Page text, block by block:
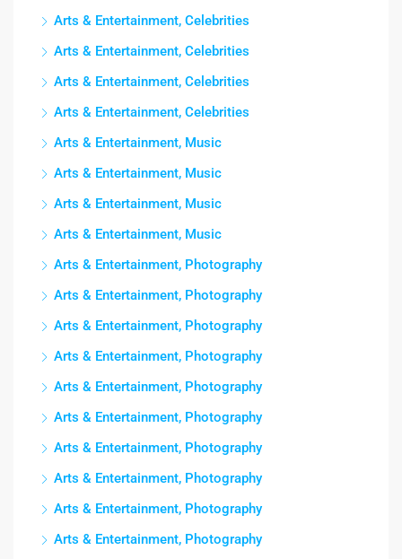
Arts & Entertainment, Celebrities
Arts & Entertainment, Celebrities
Arts & Entertainment, Celebrities
Arts & Entertainment, Celebrities
Arts & Entertainment, Music
Arts & Entertainment, Music
Arts & Entertainment, Music
Arts & Entertainment, Music
Arts & Entertainment, Photography
Arts & Entertainment, Photography
Arts & Entertainment, Photography
Arts & Entertainment, Photography
Arts & Entertainment, Photography
Arts & Entertainment, Photography
Arts & Entertainment, Photography
Arts & Entertainment, Photography
Arts & Entertainment, Photography
Arts & Entertainment, Photography